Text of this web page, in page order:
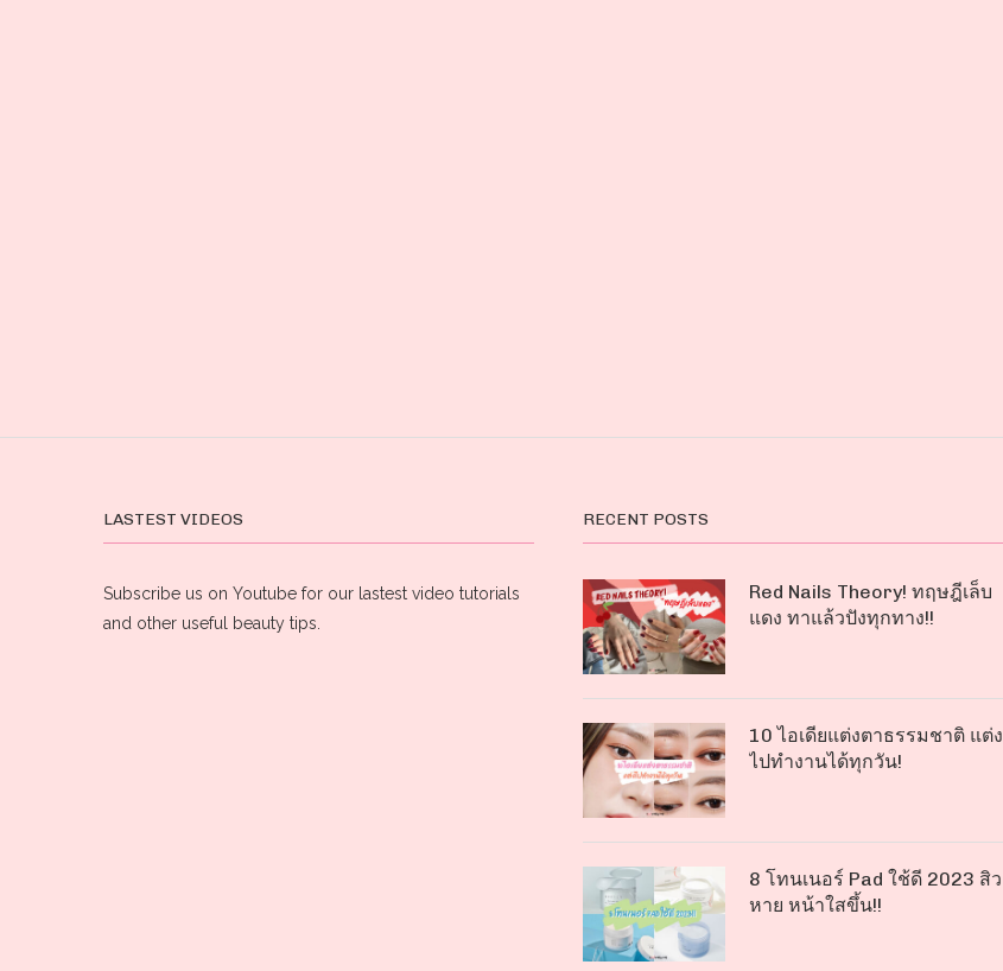
LASTEST VIDEOS
Subscribe us on Youtube for our lastest video tutorials
and other useful beauty tips.
RECENT POSTS
Red Nails Theory! ทฤษฎีเล็บ
แดง ทาแล้วปังทุกทาง!!
10 ไอเดียแต่งตาธรรมชาติ แต่ง
ไปทำงานได้ทุกวัน!
8 โทนเนอร์ Pad ใช้ดี 2023 สิว
หาย หน้าใสขึ้น!!